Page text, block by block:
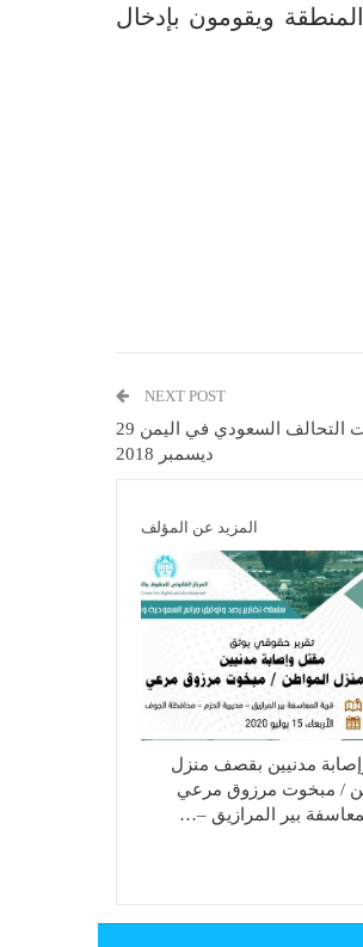
ويقومون بإدخال
NEXT POST
إحصائية أولية لإنتهاكات التحالف السعودي في اليمن 29
ديسمبر 2018
المزيد عن المؤلف
مدنيين بقصف منزل
/ مبخوت مرزوق مرعي
بير المرازيق –…